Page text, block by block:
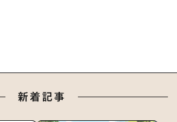
新着記事